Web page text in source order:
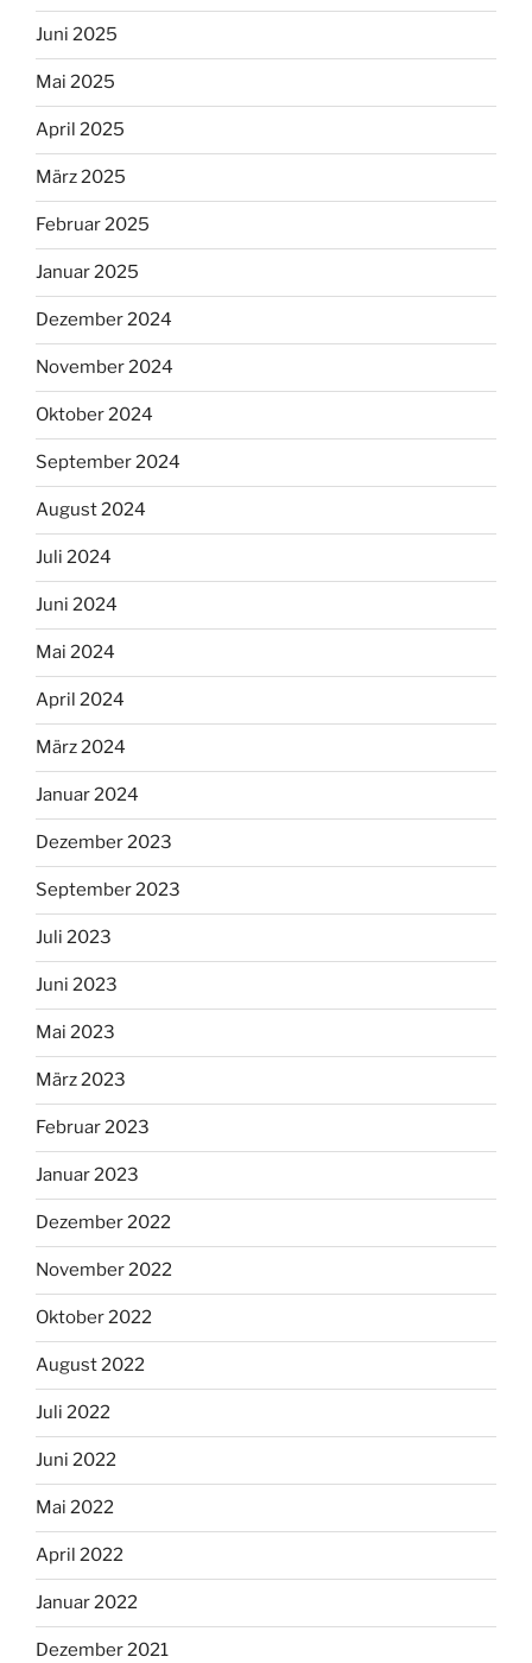
Juni 2025
Mai 2025
April 2025
März 2025
Februar 2025
Januar 2025
Dezember 2024
November 2024
Oktober 2024
September 2024
August 2024
Juli 2024
Juni 2024
Mai 2024
April 2024
März 2024
Januar 2024
Dezember 2023
September 2023
Juli 2023
Juni 2023
Mai 2023
März 2023
Februar 2023
Januar 2023
Dezember 2022
November 2022
Oktober 2022
August 2022
Juli 2022
Juni 2022
Mai 2022
April 2022
Januar 2022
Dezember 2021